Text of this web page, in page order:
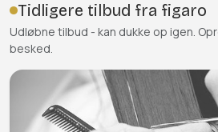
Tidligere tilbud fra figaro
Udløbne tilbud - kan dukke op igen.
besked.